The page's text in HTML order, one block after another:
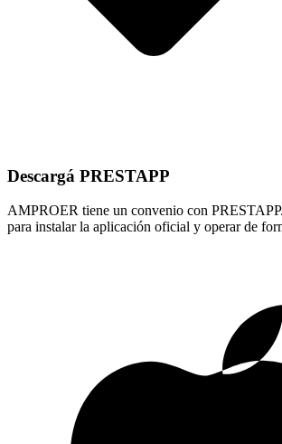
Descargá PRESTAPP
AMPROER tiene un convenio con
para instalar la aplicación oficial y operar de